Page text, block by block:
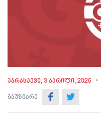
პარასკევი, 3 აპრილი, 2026
გაუზიარე